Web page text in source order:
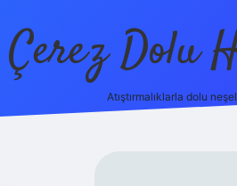
Çerez Dolu
Atıştırmalıklarla dolu